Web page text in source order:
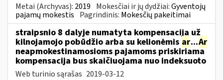
Metai (Archyvas): 2019 Mokesčiai ir jų dydžiai:Gyventojų
pajamų mokestis Pagrindinis: Mokesčių pakeitimai
straipsnio 8 dalyje numatyta kompensacija už
kilnojamojo pobūdžio arba su kelionėmis ar...Ar
neapmokestinamosioms pajamoms priskiriama
kompensacija bus skaičiuojama nuo indeksuoto
Web turinio sąrašas 2019-03-12